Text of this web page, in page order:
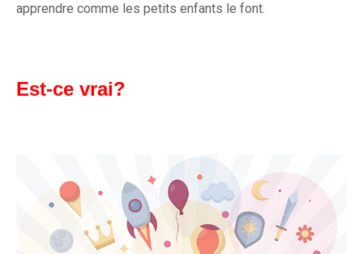
apprendre comme les petits enfants le font.
Est-ce vrai?